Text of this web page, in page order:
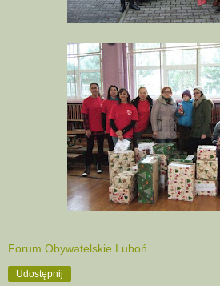
Forum Obywatelskie Luboń
Udostępnij